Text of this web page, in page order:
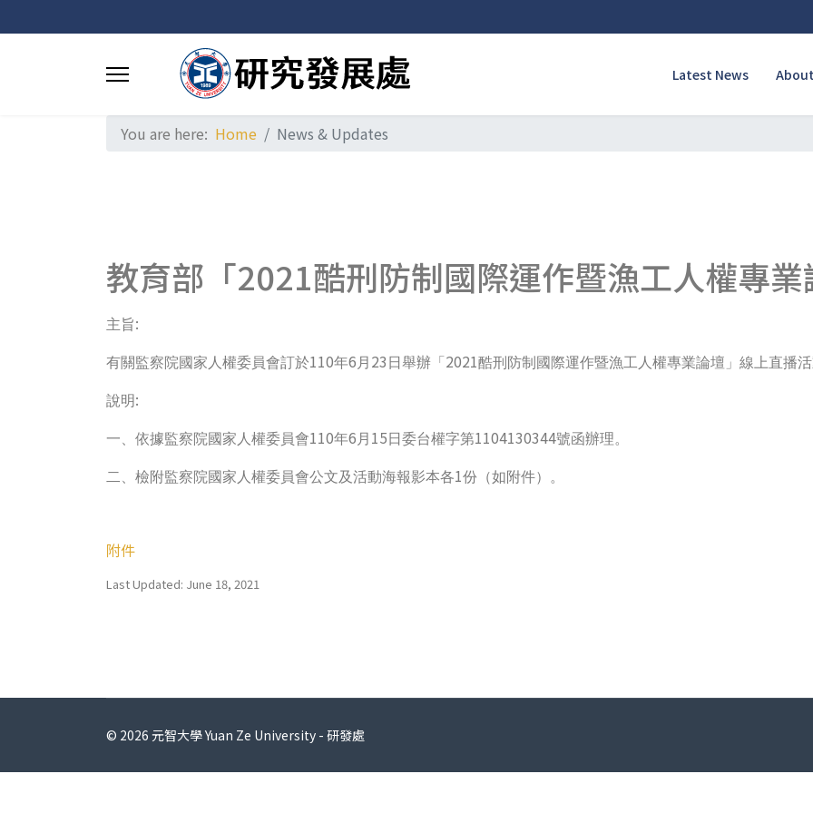
Latest News
You are here: Home News & Updates
教育部「2021酷刑防制國際運作暨漁工人權專業
主旨:
有關監察院國家人權委員會訂於110年6 月 23 日舉辦「 2021酷刑防制國際運作暨漁工人權專業論壇」線上直播
說明:
一、依據監察院國家人權委員會110年6 月 15 日委台權字第1104130344號函辦理。
二、檢附監察院國家人權委員會公文及活動海報影本各1份（如附件）。
附件
Last Updated: June 18, 2021
© 2026 元智大學 Yuan Ze University - 研發處